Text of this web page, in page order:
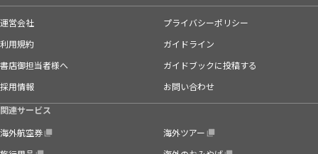
運営会社
プライバシーポリシー
利用規約
ガイドライン
書店御担当者様へ
ガイドブックに投稿する
採用情報
お問い合わせ
関連サービス
海外航空券
海外ツアー